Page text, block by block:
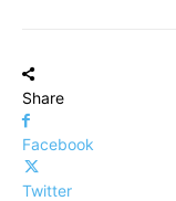
Share
Facebook
Twitter